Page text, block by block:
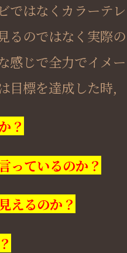
ではなくカラーテレ
るのではなく実際の
感じで全力でイメー
目標を達成した時,
？
っているのか？
えるのか？